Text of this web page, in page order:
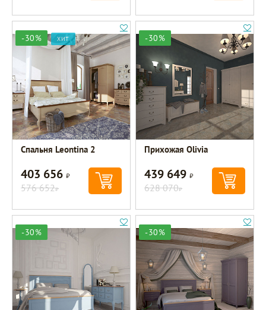
-30% ХИТ
Спальня Leontina 2
403 656Р
576 652Р
-30%
Прихожая Olivia
439 649Р
628 070Р
-30% -30%